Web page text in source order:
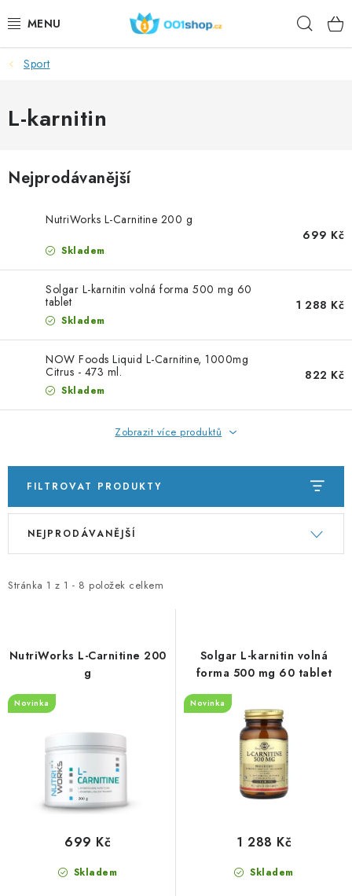
na
DOPLŇKY STRAVY
KOSMETIKA
POTRAVINY
AKCE
DÁRKY
PORADNA
ZNAČKY
Obchodní podmínky
Podmínky ochrany osobních údajů
Kontakty
Natural Health Store
Slovník pojmů
Moje objednávka
Sport
L-karnitin
Nejprodávanější
NutriWorks L-Carnitine 200 g
Skladem
699 Kč
Solgar L-karnitin volná forma 500 mg 60
tablet
Skladem
1 288 Kč
NOW Foods Liquid L-Carnitine, 1000mg
Citrus - 473 ml.
Skladem
822 Kč
Zobrazit více produktů
FILTROVAT PRODUKTY
V
i
r
d
u
Stránka 1 z 1 - 8 položek celkem
Ř
e
p
o
d
NEJPRODÁVANĚJŠÍ
NutriWorks L-Carnitine 200
g
Novinka
Skladem
699 Kč
Solgar L-karnitin volná
forma 500 mg 60 tablet
Novinka
Skladem
1 288 Kč